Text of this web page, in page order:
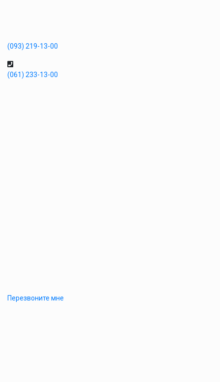
(093) 219-13-00
(061) 233-13-00
Перезвоните мне